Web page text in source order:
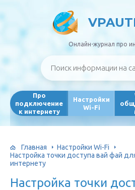
Онлайн-журнал про
Про
подключение
к интернету
Настройки
Wi-Fi
Главная
Настройки Wi-Fi
Настройка точки доступа вай фай
интернету
Настройка точки